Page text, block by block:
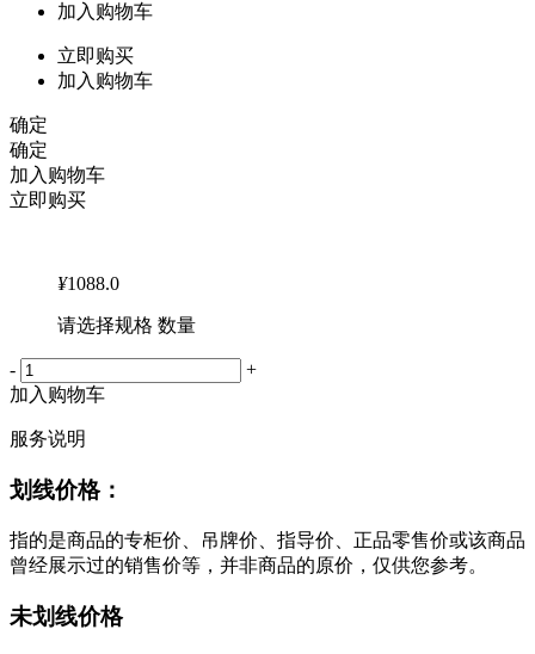
加入购物车
立即购买
加入购物车
确定
确定
加入购物车
立即购买
¥1088.0
请选择规格 数量
-
+
加入购物车
服务说明
划线价格：
指的是商品的专柜价、吊牌价、指导价、正品零售价或该商品
曾经展示过的销售价等，并非商品的原价，仅供您参考。
未划线价格